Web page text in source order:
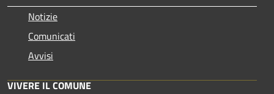
Notizie
Comunicati
Avvisi
VIVERE IL COMUNE